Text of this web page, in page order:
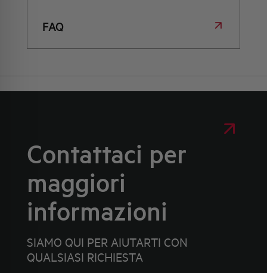
FAQ
Contattaci per
maggiori
informazioni
SIAMO QUI PER AIUTARTI CON
QUALSIASI RICHIESTA